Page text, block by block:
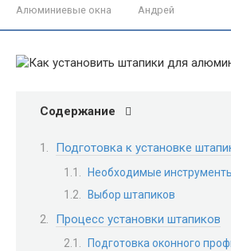
Алюминиевые окна
Андрей
Содержание
Подготовка к установке
Необходимые
Выбор штапиков
Процесс установки штапиков
Подготовка оконного